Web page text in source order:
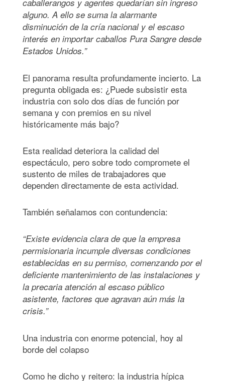
caballerangos y agentes quedarían sin ingreso
alguno. A ello se suma la alarmante
disminución de la cría nacional y el escaso
interés en importar caballos Pura Sangre desde
Estados Unidos.”
El panorama resulta profundamente incierto. La
pregunta obligada es: ¿Puede subsistir esta
industria con solo dos días de función por
semana y con premios en su nivel
históricamente más bajo?
Esta realidad deteriora la calidad del
espectáculo, pero sobre todo compromete el
sustento de miles de trabajadores que
dependen directamente de esta actividad.
También señalamos con contundencia:
“Existe evidencia clara de que la empresa
permisionaria incumple diversas condiciones
establecidas en su permiso, comenzando por el
deficiente mantenimiento de las instalaciones y
la precaria atención al escaso público
asistente, factores que agravan aún más la
crisis.”
Una industria con enorme potencial, hoy al
borde del colapso
Como he dicho y reitero: la industria hípica